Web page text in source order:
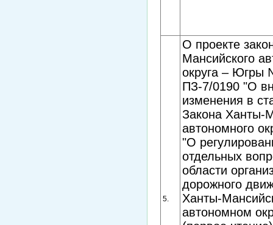
5.
О проекте
Мансийского
округа – Югры
ПЗ-7/0190 "О
изменения в
Закона Ханты-
автономного
"О
отдельных
области
дорожного
Ханты-
автономном